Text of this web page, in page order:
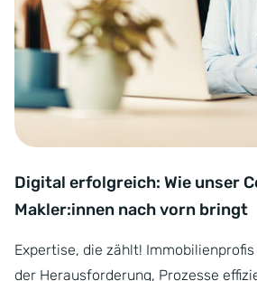
Digital erfolgreich: Wie unser
Makler:innen nach vorn bringt
Expertise, die zählt!
der Herausforderung, Prozesse